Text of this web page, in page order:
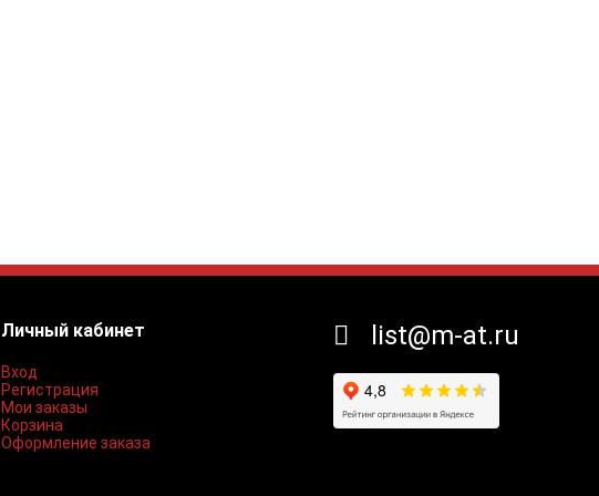
Личный кабинет
Вход
Регистрация
Мои заказы
Корзина
Оформление заказа
list@m-at.ru